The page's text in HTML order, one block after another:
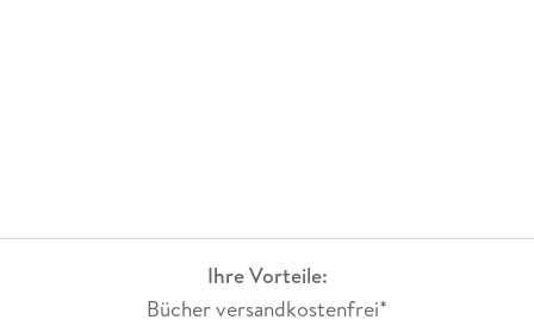
Ihre Vorteile:
Bücher versandkostenfrei*